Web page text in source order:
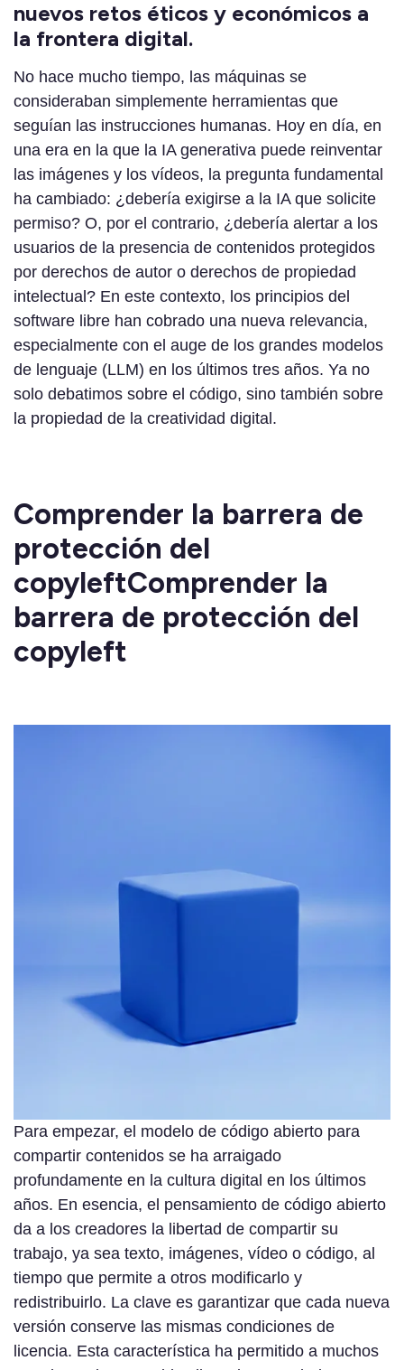
nuevos retos éticos y económicos a
la frontera digital.
No hace mucho tiempo, las máquinas se
consideraban simplemente herramientas que
seguían las instrucciones humanas. Hoy en día, en
una era en la que la IA generativa puede reinventar
las imágenes y los vídeos, la pregunta fundamental
ha cambiado: ¿debería exigirse a la IA que solicite
permiso? O, por el contrario, ¿debería alertar a los
usuarios de la presencia de contenidos protegidos
por derechos de autor o derechos de propiedad
intelectual? En este contexto, los principios del
software libre han cobrado una nueva relevancia,
especialmente con el auge de los grandes modelos
de lenguaje (LLM) en los últimos tres años. Ya no
solo debatimos sobre el código, sino también sobre
la propiedad de la creatividad digital.
Comprender la barrera de
protección del
copyleftComprender la
barrera de protección del
copyleft
Para empezar, el modelo de código abierto para
compartir contenidos se ha arraigado
profundamente en la cultura digital en los últimos
años. En esencia, el pensamiento de código abierto
da a los creadores la libertad de compartir su
trabajo, ya sea texto, imágenes, vídeo o código, al
tiempo que permite a otros modificarlo y
redistribuirlo. La clave es garantizar que cada nueva
versión conserve las mismas condiciones de
licencia. Esta característica ha permitido a muchos